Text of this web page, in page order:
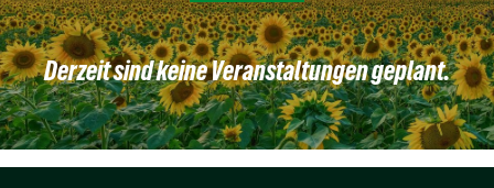
Derzeit sind keine Veranstaltungen geplant.